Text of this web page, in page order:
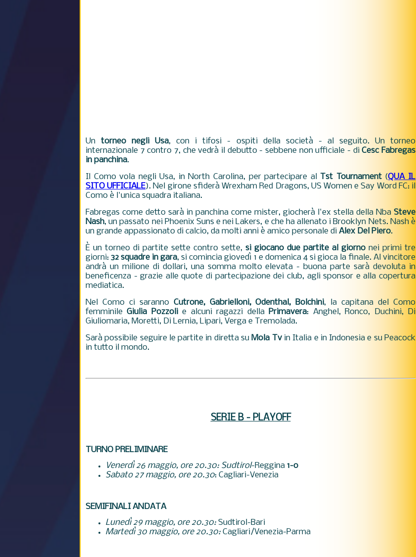
Untorneo negli Usa, con i tifosi - ospiti della società - al seguito. Un torneo
internazionale 7 contro 7, che vedrà il debutto - sebbene non ufficiale - diCesc Fabregas
in panchina.
Il Como vola negli Usa, in North Carolina, per partecipare al Tst Tournament(QUA IL
SITO UFFICIALE). Nel girone sfiderà Wrexham Red Dragons, US Women e Say Word FC: il
Como è l'unica squadra italiana.
Fabregas come detto sarà in panchina come mister, giocherà l'ex stella della Nba Steve
Nash, un passato nei Phoenix Suns e nei Lakers, e che ha allenato i Brooklyn Nets. Nash è
un grande appassionato di calcio, da molti anni è amico personale di Alex Del Piero.
È un torneo di partite sette contro sette, si giocano due partite al giorno nei primi tre
giorni: 32 squadre in gara, si comincia giovedì 1 e domenica 4 si gioca la finale. Al vincitore
andrà un milione di dollari, una somma molto elevata - buona parte sarà devoluta in
beneficenza - grazie alle quote di partecipazione dei club, agli sponsor e alla copertura
mediatica.
Nel Como ci saranno Cutrone, Gabrielloni, Odenthal, Bolchini, la capitana del Como
femminileGiulia Pozzolie alcuni ragazzi dellaPrimavera: Anghel, Ronco, Duchini, Di
Giuliomaria, Moretti, Di Lernia, Lipari, Verga e Tremolada.
Sarà possibile seguire le partite in diretta suMola Tvin Italia e in Indonesia e su Peacock
in tutto il mondo.
SERIE B - PLAYOFF
TURNO PRELIMINARE
Venerdì 26 maggio, ore 20.30: Sudtirol-Reggina 1-0
Sabato 27 maggio, ore 20.30: Cagliari-Venezia
SEMIFINALI ANDATA
Lunedì 29 maggio, ore 20.30: Sudtirol-Bari
Martedì 30 maggio, ore 20.30: Cagliari/Venezia-Parma